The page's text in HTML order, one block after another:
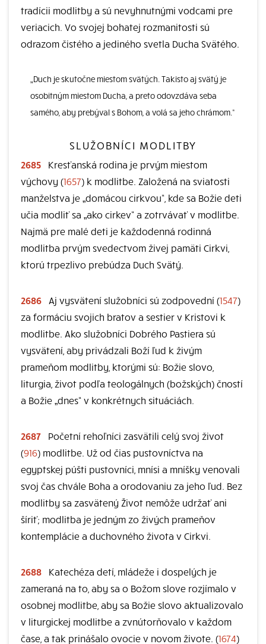
tradícii modlitby a sú nevyhnutnými vodcami pre
veriacich. Vo svojej bohatej rozmanitosti sú
odrazom čistého a jediného svetla Ducha Svätého.
„Duch je skutočne miestom svätých. Takisto aj svätý je
osobitným miestom Ducha, a preto odovzdáva seba
samého, aby prebýval s Bohom, a volá sa jeho chrámom.“
SLUŽOBNÍCI MODLITBY
2685
Kresťanská rodina je prvým miestom
výchovy (1657) k modlitbe. Založená na sviatosti
manželstva je „domácou cirkvou“, kde sa Božie deti
učia modliť sa „ako cirkev“ a zotrvávať v modlitbe.
Najmä pre malé deti je každodenná rodinná
modlitba prvým svedectvom živej pamäti Cirkvi,
ktorú trpezlivo prebúdza Duch Svätý.
2686 Aj vysvätení služobníci sú zodpovední (1547)
za formáciu svojich bratov a sestier v Kristovi k
modlitbe. Ako služobníci Dobrého Pastiera sú
vysvätení, aby privádzali Boží ľud k živým
prameňom modlitby, ktorými sú: Božie slovo,
liturgia, život podľa teologálnych (božských) čností
a Božie „dnes“ v konkrétnych situáciách.
2687
Početní rehoľníci zasvätili celý svoj život
(916) modlitbe. Už od čias pustovníctva na
egyptskej púšti pustovníci, mnísi a mníšky venovali
svoj čas chvále Boha a orodovaniu za jeho ľud. Bez
modlitby sa zasvätený Život nemôže udržať ani
šíriť; modlitba je jedným zo živých prameňov
kontemplácie a duchovného života v Cirkvi.
2688
Katechéza detí, mládeže i dospelých je
zameraná na to, aby sa o Božom slove rozjímalo v
osobnej modlitbe, aby sa Božie slovo aktualizovalo
v liturgickej modlitbe a zvnútorňovalo v každom
čase, a tak prinášalo ovocie v novom živote. (1674)